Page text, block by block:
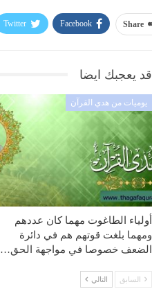
Share
Facebook
Twitter
قد يعجبك ايضا
يوميات من هدي القرآن
أولياء الطاغوت مهما كان عددهم
ومهما بلغت قوتهم هم في دائرة
الضعف خصوصا في مواجهة الحق…
السابق التالي